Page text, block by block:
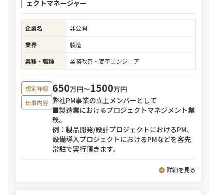
ェクトマネージャー
企業名
非公開
業界
製造
業種・職種
業務改善・変革エンジニア
想定年収 650万円〜1500万円
仕事内容 弊社PM事業の立上メンバーとして
■製造業におけるプロジェクトマネジメント業
務。
例：製品開発/設計プロジェクトにおけるPM、
設備導入プロジェクトにおけるPMなどを客先
常駐で実行頂きます。
詳細を見る